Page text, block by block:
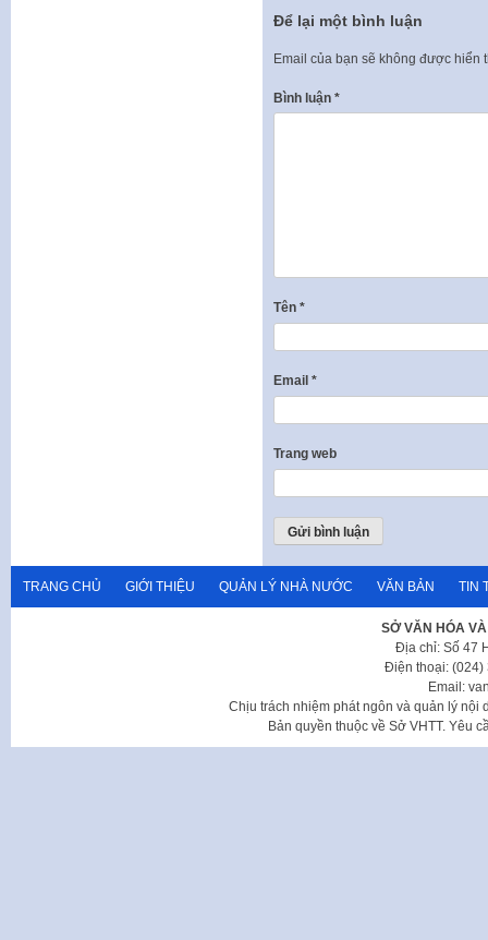
Để lại một bình luận
Email của bạn sẽ không được hiển
Bình luận *
Tên *
Email *
Trang web
TRANG CHỦ GIỚI THIỆU QUẢN LÝ NHÀ NƯỚC VĂN BẢN TIN
SỞ VĂN HÓA
Địa chỉ: Số 47
Điện thoại: (024)
Email:
Chịu trách nhiệm phát ngôn và quản lý nội
Bản quyền thuộc về Sở VHTT. Yêu